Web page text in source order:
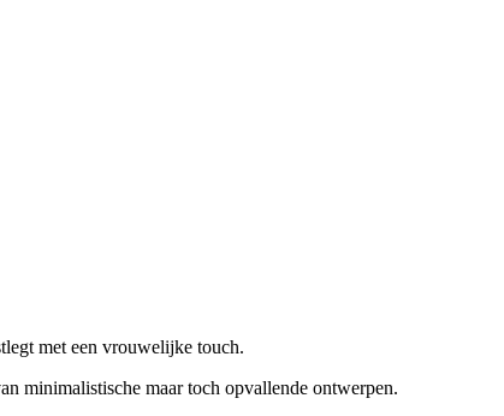
met een vrouwelijke touch.
minimalistische maar toch opvallende ontwerpen.